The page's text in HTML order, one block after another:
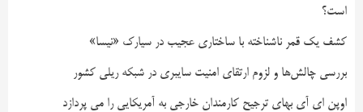
است؟
کشف یک قمر ناشناخته با ساختاری عجیب در سیارک «نیسا»
بررسی چالش‌ها و لزوم ارتقای امنیت سایبری در شبکه ریلی کشور
اوپن ای آی بهای ترجیح کارمندان خارجی به آمریکایی را می پردازد